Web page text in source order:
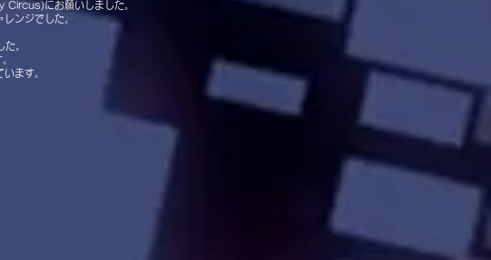
Circus)にお願いしました。
ンジでした。
。
います。